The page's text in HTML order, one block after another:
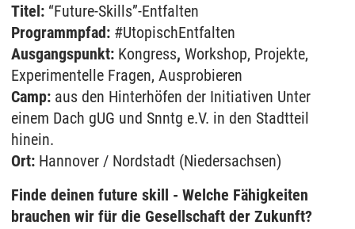
Titel: “Future-Skills”-Entfalten
Programmpfad: #UtopischEntfalten
Ausgangspunkt: Kongress, Workshop, Projekte,
Experimentelle Fragen, Ausprobieren
Camp: aus den Hinterhöfen der Initiativen Unter
einem Dach gUG und Snntg e.V. in den Stadtteil
hinein.
Ort: Hannover / Nordstadt (Niedersachsen)
Finde deinen future skill - Welche Fähigkeiten
brauchen wir für die Gesellschaft der Zukunft?